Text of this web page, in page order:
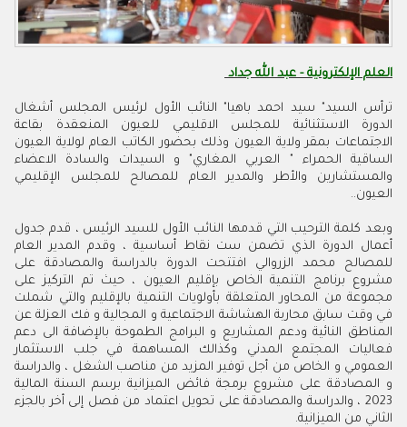
العلم الإلكترونية - عبد الله جداد
ترأس السيد" سيد احمد باهيا" النائب الأول لرئيس المجلس أشغال
الدورة الاستثنائية للمجلس الاقليمي للعيون المنعقدة بقاعة
الاجتماعات بمقر ولاية العيون وذلك بحضور الكاتب العام لولاية العيون
الساقية الحمراء " العربي المغاري" و السيدات والسادة الاعضاء
والمستشارين والأطر والمدير العام للمصالح للمجلس الإقليمي
العيون..
وبعد كلمة الترحيب التي قدمها النائب الأول للسيد الرئيس ، قدم جدول
أعمال الدورة الذي تضمن ست نقاط أساسية ، وقدم المدير العام
للمصالح محمد الزروالي افتتحت الدورة بالدراسة والمصادقة على
مشروع برنامج التنمية الخاص بإقليم العيون ، حيث تم التركيز على
مجموعة من المحاور المتعلقة بأولويات التنمية بالإقليم والتي شملت
في وقت سابق محاربة الهشاشة الاجتماعية و المجالية و فك العزلة عن
المناطق النائية ودعم المشاريع و البرامج الطموحة بالإضافة الى دعم
فعاليات المجتمع المدني وكذالك المساهمة في جلب الاستثمار
العمومي و الخاص من أجل توفير المزيد من مناصب الشغل ، والدراسة
و المصادقة على مشروع برمجة فائض الميزانية برسم السنة المالية
2023 ، والدراسة والمصادقة على تحويل اعتماد من فصل إلى أخر بالجزء
الثاني من الميزانية.